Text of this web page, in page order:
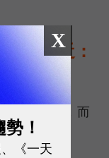
得靠近：
能力提高，而
。
X
！
《一天